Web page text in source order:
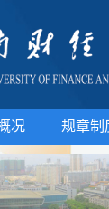
况 规章制